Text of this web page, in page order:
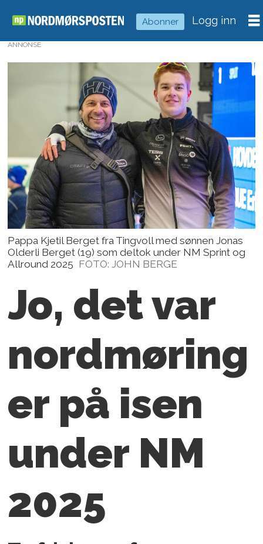
Abonner Logg inn
ANNONSE
Pappa Kjetil Berget fra Tingvoll med sønnen Jonas
Olderli Berget (19) som deltok under NM Sprint og
Allround 2025 FOTO: JOHN BERGE
Jo, det var
nordmøring
er på isen
under NM
2025